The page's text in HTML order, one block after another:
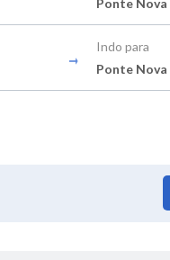
Ponte Nova
Indo para
Ponte Nova